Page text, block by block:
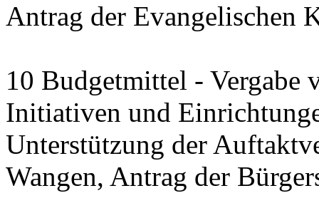
Antrag der Evangelischen
10 Budgetmittel - Vergabe
Initiativen und
Unterstützung der
Wangen, Antrag der